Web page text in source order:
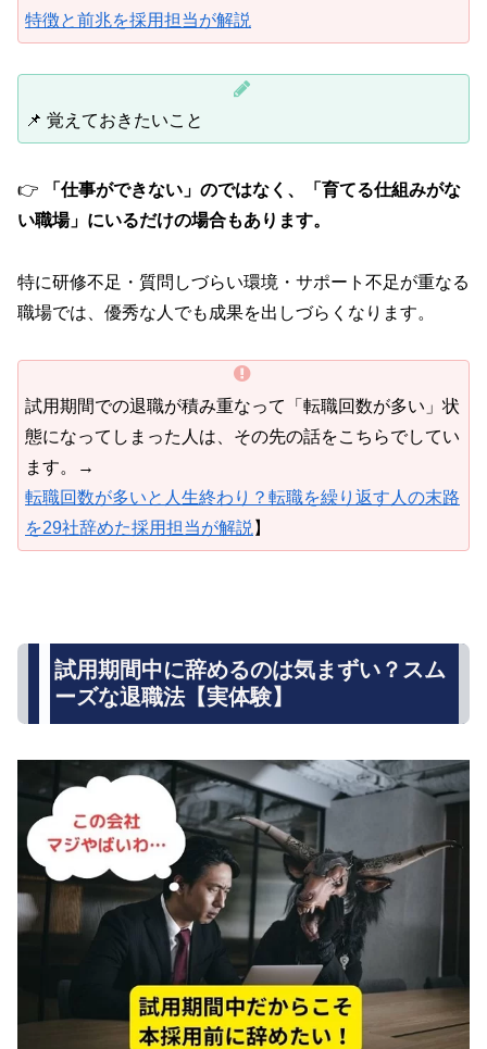
特徴と前兆を採用担当が解説
📌 覚えておきたいこと
👉
「仕事ができない」のではなく、「育てる仕組みがな
い職場」にいるだけの場合もあります。
特に研修不足・質問しづらい環境・サポート不足が重なる
職場では、優秀な人でも成果を出しづらくなります。
試用期間での退職が積み重なって「転職回数が多い」状
態になってしまった人は、その先の話をこちらでしてい
ます。→
転職回数が多いと人生終わり？転職を繰り返す人の末路
を29社辞めた採用担当が解説 】
試用期間中に辞めるのは気まずい？スム
ーズな退職法【実体験】